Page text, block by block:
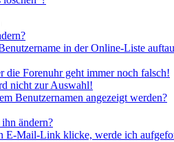
in der Online-Liste
die Forenuhr geht immer noch falsch!
nicht zur Auswahl!
Benutzernamen angezeigt werden?
ändern?
E-Mail-Link klicke, werde ich